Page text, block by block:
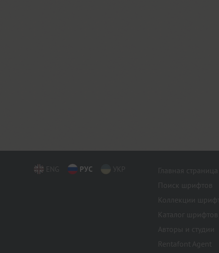
ENG РУС УКР
Главная страница
Поиск шрифтов
Коллекции
Каталог шрифтов
Авторы и студии
Rentafont Agent